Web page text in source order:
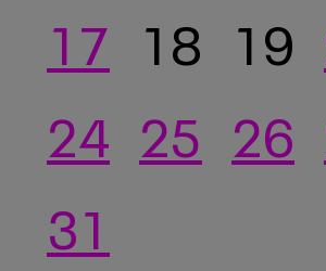
17 18 19
24 25 26
31